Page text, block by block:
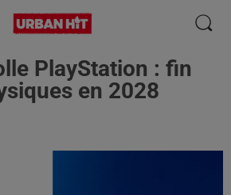
PlayStation : fin
en 2028